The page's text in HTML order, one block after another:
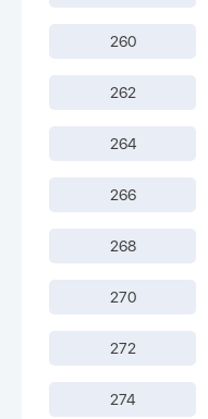
260
262
264
266
268
270
272
274